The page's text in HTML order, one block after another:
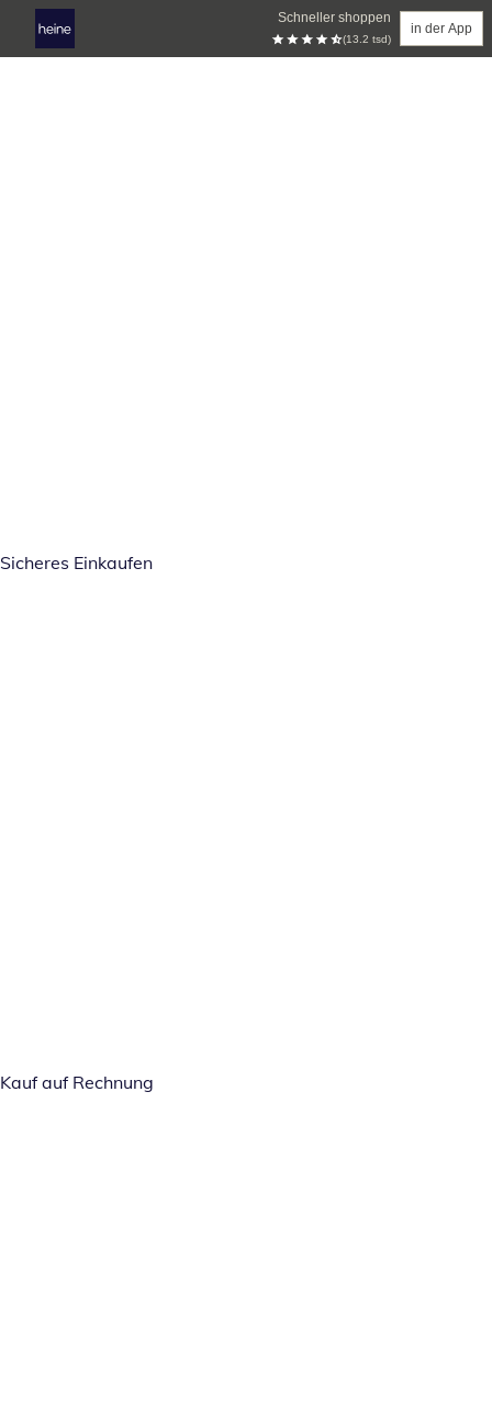
Schneller shoppen
(13.2 tsd)
in der App
Sicheres Einkaufen
Kauf auf Rechnung